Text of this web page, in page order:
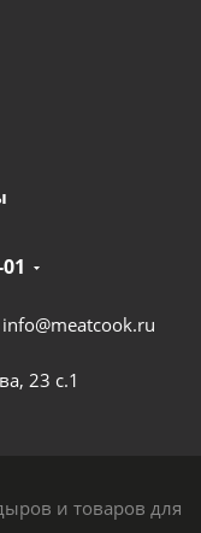
info@meatcook.ru
23 с.1
и товаров для